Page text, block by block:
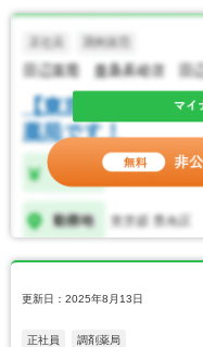
更新日：2025年8月13日
正社員 調剤薬局